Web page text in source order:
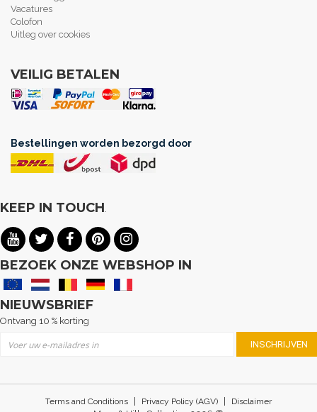
Vacatures
Colofon
Uitleg over cookies
VEILIG BETALEN
Bestellingen worden bezorgd door
KEEP IN TOUCH
BEZOEK ONZE WEBSHOP IN
NIEUWSBRIEF
Ontvang 10 % korting
INSCHRIJVEN
Terms and Conditions | Privacy Policy (AGV) | Disclaimer